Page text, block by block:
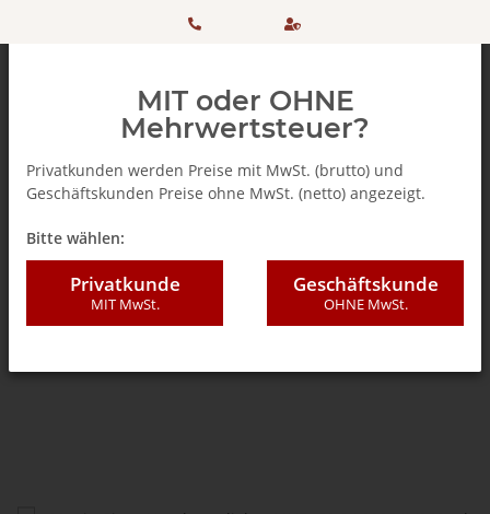
+ 49
506 98
einkaufen
SSL
MIT oder OHNE
Mehrwertsteuer?
Privatkunden werden Preise mit MwSt. (brutto) und
Geschäftskunden Preise ohne MwSt. (netto) angezeigt.
Bitte wählen:
Privatkunde
MIT MwSt.
Geschäftskunde
OHNE MwSt.